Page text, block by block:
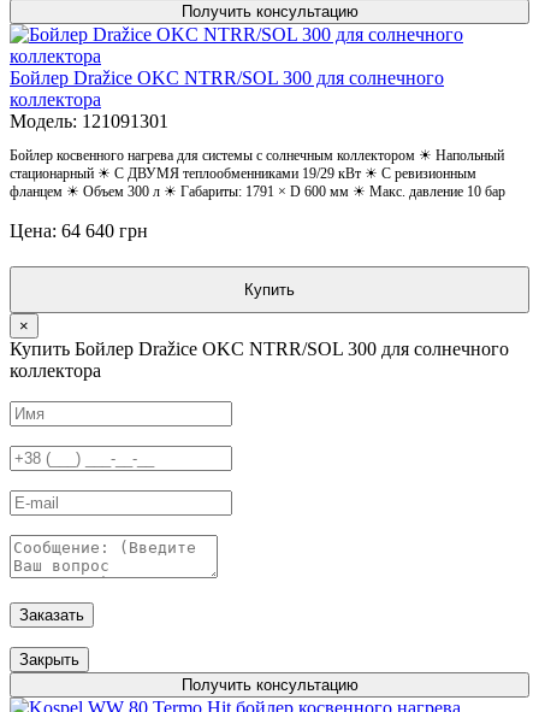
Получить консультацию
Бойлер Dražice OKC NTRR/SOL 300 для солнечного
коллектора
Модель: 121091301
Бойлер косвенного нагрева для системы с солнечным коллектором ☀ Напольный
стационарный ☀ С ДВУМЯ теплообменниками 19/29 кВт ☀ С ревизионным
фланцем ☀ Объем 300 л ☀ Габариты: 1791 × D 600 мм ☀ Макс. давление 10 бар
Цена: 64 640 грн
Купить
×
Купить Бойлер Dražice OKC NTRR/SOL 300 для солнечного
коллектора
Заказать
Закрыть
Получить консультацию